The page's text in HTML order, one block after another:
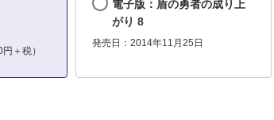
＋税）
電子版：盾の勇者の成り上
がり 8
発売日：2014年11月25日